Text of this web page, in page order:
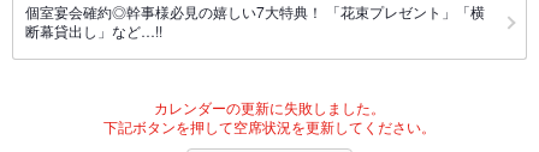
個室宴会確約◎幹事様必見の嬉しい7大特典！ 「花束プレゼント」「横
断幕貸出し」など…!!
カレンダーの更新に失敗しました。
下記ボタンを押して空席状況を更新してください。